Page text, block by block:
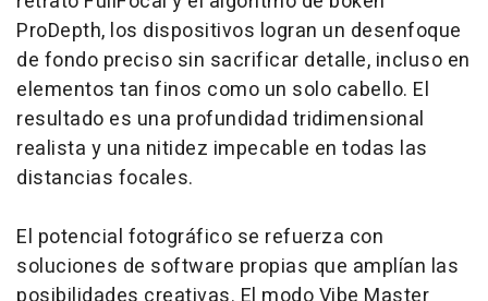
ProDepth, los dispositivos logran un desenfoque
de fondo preciso sin sacrificar detalle, incluso en
elementos tan finos como un solo cabello. El
resultado es una profundidad tridimensional
realista y una nitidez impecable en todas las
distancias focales.
El potencial fotográfico se refuerza con
soluciones de software propias que amplían las